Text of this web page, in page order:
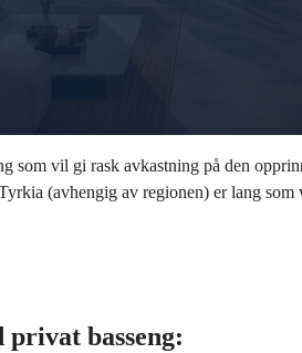
vil gi rask avkastning på den
(avhengig av regionen) er lang
basseng: